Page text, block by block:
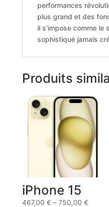
performances
plus grand et des
il s’impose comme le
sophistiqué jamais
Produits
iPhone 15
467,00 €– 750,00 €